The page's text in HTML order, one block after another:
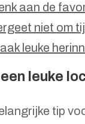
aan de
niet om
leuke
leuke
tip